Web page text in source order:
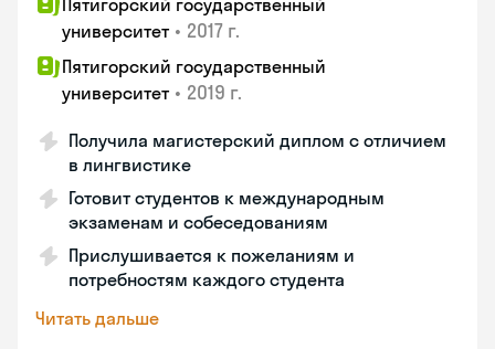
Пятигорский государственный
университет • 2017 г.
Пятигорский государственный
университет • 2019 г.
Получила магистерский диплом с отличием
в лингвистике
Готовит студентов к международным
экзаменам и собеседованиям
Прислушивается к пожеланиям и
потребностям каждого студента
Читать дальше